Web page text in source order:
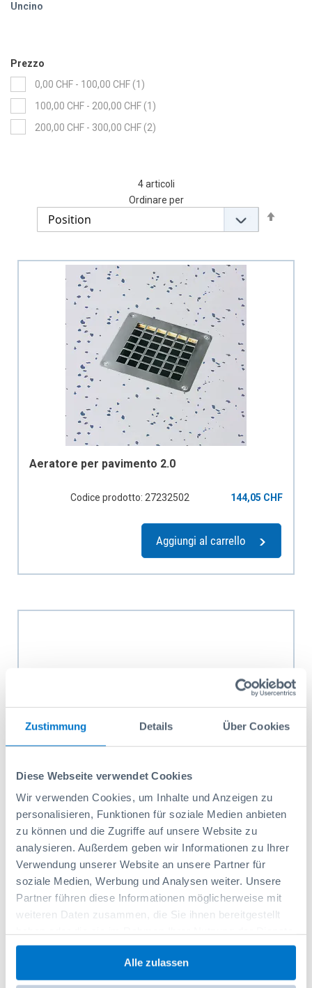
Zustimmung Details Über Cookies
Diese Webseite verwendet Cookies
Wir verwenden Cookies, um Inhalte und Anzeigen zu
personalisieren, Funktionen für soziale Medien anbieten
zu können und die Zugriffe auf unsere Website zu
analysieren. Außerdem geben wir Informationen zu Ihrer
Verwendung unserer Website an unsere Partner für
soziale Medien, Werbung und Analysen weiter. Unsere
Partner führen diese Informationen möglicherweise mit
weiteren Daten zusammen, die Sie ihnen bereitgestellt
gesammelt haben.
Alle zulassen
4articoli
Ordinare per
Aeratore per pavimento 2.0
Codice prodotto: 27232502 144,05 CHF
Aggiungi al carrello
‌Aeratore da tetto
Codice prodotto: 80721099 210,70 CHF
Aggiungi al carrello
Uncino
Prezzo
0,00 CHF - 100,00 CHF 1 item
100,00 CHF - 200,00 CHF 1 item
200,00 CHF - 300,00 CHF 2items